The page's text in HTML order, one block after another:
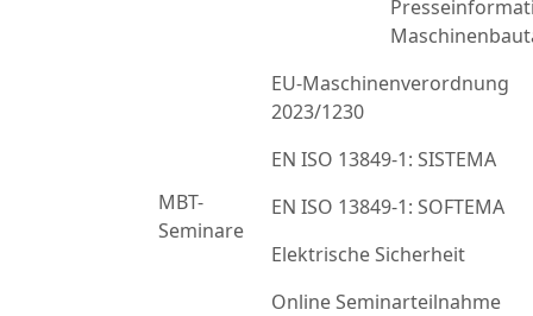
MBT-
Seminare
EU-Maschinenverordnung
2023/1230
EN ISO 13849-1: SISTEMA
EN ISO 13849-1: SOFTEMA
Elektrische Sicherheit
Online Seminarteilnahme